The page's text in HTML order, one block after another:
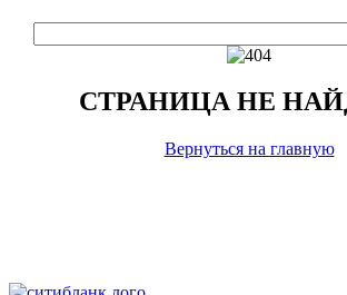
СТРАНИЦА НЕ
Вернуться на главную